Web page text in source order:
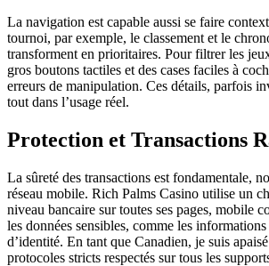
La navigation est capable aussi se faire
tournoi, par exemple, le classement et le
transforment en prioritaires. Pour filtrer les
gros boutons tactiles et des cases faciles à
erreurs de manipulation. Ces détails, parfois
tout dans l’usage réel.
Protection et Transactions
La sûreté des transactions est fondamentale,
réseau mobile. Rich Palms Casino utilise un
niveau bancaire sur toutes ses pages, mobile
les données sensibles, comme les
d’identité. En tant que Canadien, je suis
protocoles stricts respectés sur tous les